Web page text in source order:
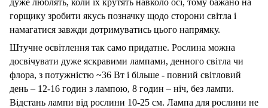
дуже люблять, коли їх крутять навколо осі, тому бажано на
горщику зробити якусь позначку щодо сторони світла і
намагатися завжди дотримуватись цього напрямку.
Штучне освітлення так само придатне. Рослина можна
досвічувати дуже яскравими лампами, денного світла чи
флора, з потужністю ~36 Вт і більше - повний світловий
день – 12-16 годин з лампою, 8 годин – ніч, без лампи.
Відстань лампи від рослини 10-25 см. Лампа для рослини не